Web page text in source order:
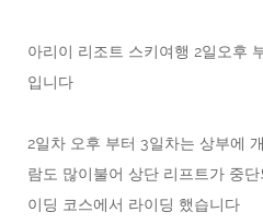
아리이 리조트 스키여행 2일오후
입니다
2일차 오후 부터 3일차는 상부에
람도 많이불어 상단 리프트가 중
이딩 코스에서 라이딩 했습니다